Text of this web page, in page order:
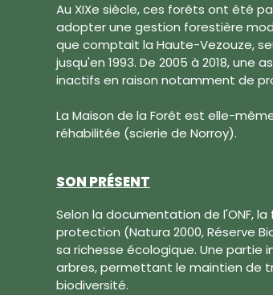
Au XIXe siècle, ces forêts ont été
adopter une gestion forestière
que comptait la Haute-Vezouze,
jusqu'en 1993. De 2005 à 2018,
inactifs en raison notamment de
La Maison de la Forêt est elle-
réhabilitée (scierie de Norroy).
SON PRÉSENT
Selon la documentation de l'ONF,
protection (Natura 2000, Réserve
sa richesse écologique. Une
arbres, permettant le maintien de
biodiversité.